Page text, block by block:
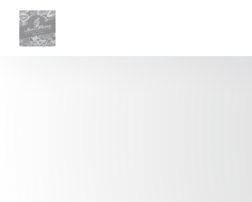
Personalizing your cookie choices